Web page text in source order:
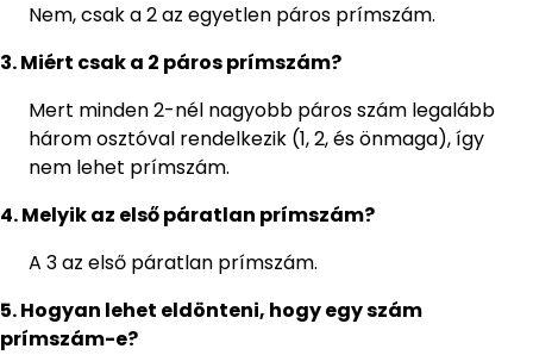
Nem, csak a 2 az egyetlen páros prímszám.
3. Miért csak a 2 páros prímszám?
Mert minden 2-nél nagyobb páros szám legalább
három osztóval rendelkezik (1, 2, és önmaga), így
nem lehet prímszám.
4. Melyik az első páratlan prímszám?
A 3 az első páratlan prímszám.
5. Hogyan lehet eldönteni, hogy egy szám
prímszám-e?